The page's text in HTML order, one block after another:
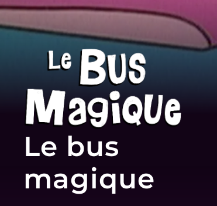
Le bus
magique